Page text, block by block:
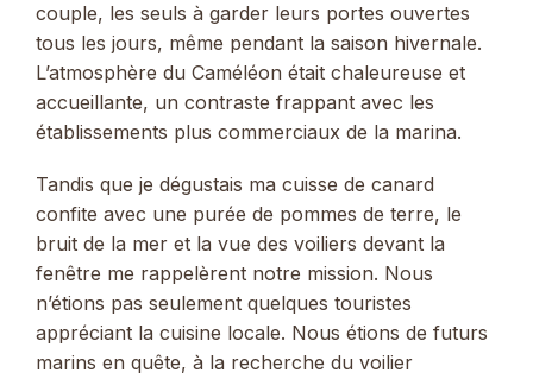
couple, les seuls à garder leurs portes ouvertes
tous les jours, même pendant la saison hivernale.
L’atmosphère du Caméléon était chaleureuse et
accueillante, un contraste frappant avec les
établissements plus commerciaux de la marina.
Tandis que je dégustais ma cuisse de canard
confite avec une purée de pommes de terre, le
bruit de la mer et la vue des voiliers devant la
fenêtre me rappelèrent notre mission. Nous
n’étions pas seulement quelques touristes
appréciant la cuisine locale. Nous étions de futurs
marins en quête, à la recherche du voilier